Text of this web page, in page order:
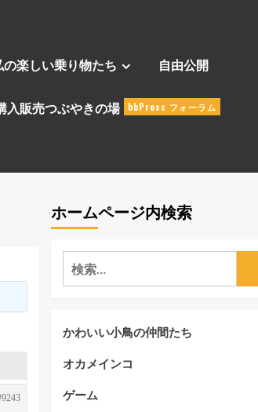
の楽しい乗り物たち 自由公開
入販売つぶやきの場 bbPress フォーラム
ホームページ内検索
検
索:
かわいい小鳥の仲間たち
オカメインコ
ゲーム